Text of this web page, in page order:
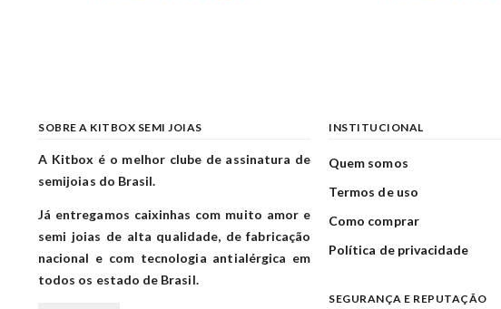
SOBRE A KITBOX SEMI JOIAS
A Kitbox é o melhor clube de assinatura de
semijoias do Brasil.
Já entregamos caixinhas com muito amor e
semi joias de alta qualidade, de fabricação
nacional e com tecnologia antialérgica em
todos os estado de Brasil.
INSTITUCIONAL
Quem somos
Termos de uso
Como comprar
Política de privacidade
SEGURANÇA E REPUTAÇÃO